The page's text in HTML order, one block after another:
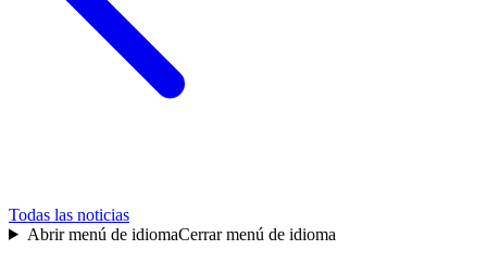
Todas las noticias
Abrir menú de idiomaCerrar menú de idioma